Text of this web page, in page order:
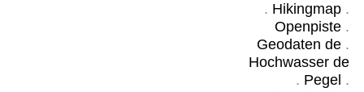
. Hikingmap.
Openpiste.
Geodaten de.
Hochwasser de
. Pegel .